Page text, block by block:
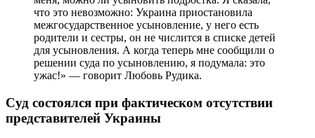
что это невозможно: Украина приостановила
межгосударственное усыновление, у него есть
родители и сестры, он не числится в списке детей
для усыновления. А когда теперь мне сообщили о
решении суда по усыновлению, я подумала: это
ужас!» — говорит Любовь Рудика.
Суд состоялся при фактическом отсутствии
представителей Украины